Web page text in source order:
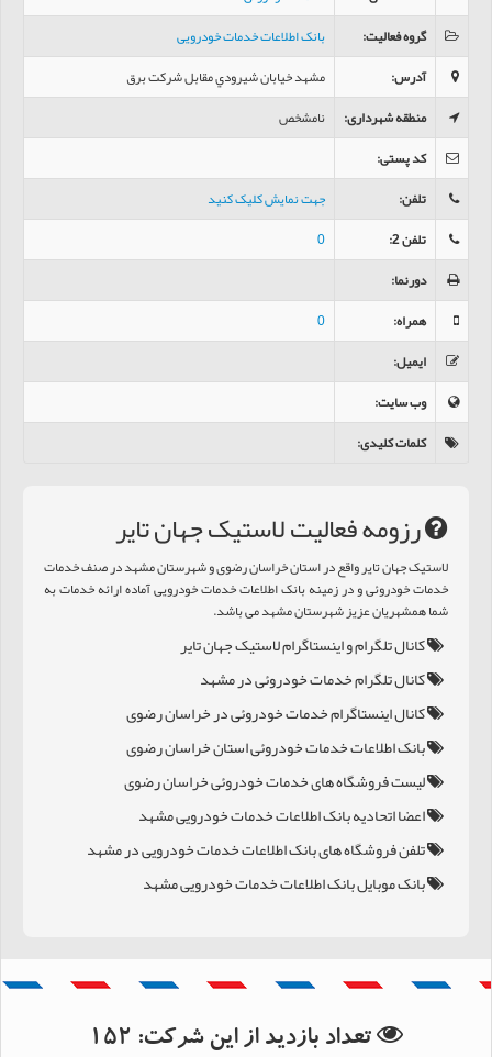
گروه فعالیت:
بانک اطلاعات خدمات خودرویی
آدرس:
مشهد خیابان شيرودي مقابل شركت برق
منطقه شهرداری:
نامشخص
کد پستی:
تلفن:
جهت نمایش کلیک کنید
تلفن 2 :
0
دورنما:
همراه:
0
ایمیل:
وب سایت:
کلمات کلیدی:
رزومه فعالیت لاستيک جهان تاير
لاستيک جهان تاير واقع در استان خراسان رضوی و شهرستان مشهد در صنف خدمات
خدمات خودروئی و در زمینه بانک اطلاعات خدمات خودرویی آماده ارائه خدمات به
شما همشهریان عزیز شهرستان مشهد می باشد.
کانال تلگرام و اینستاگرام لاستيک جهان تاير
کانال تلگرام خدمات خودروئی در مشهد
کانال اینستاگرام خدمات خودروئی در خراسان رضوی
بانک اطلاعات خدمات خودروئی استان خراسان رضوی
لیست فروشگاه های خدمات خودروئی خراسان رضوی
اعضا اتحادیه بانک اطلاعات خدمات خودرویی مشهد
تلفن فروشگاه های بانک اطلاعات خدمات خودرویی در مشهد
بانک موبایل بانک اطلاعات خدمات خودرویی مشهد
بانک اطلاعات استان خراسان رضوی
تعداد بازدید از این شرکت: 152